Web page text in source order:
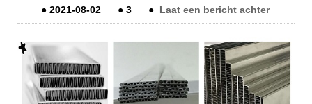
●2021-08-02 ●3 ● Laat een bericht achter